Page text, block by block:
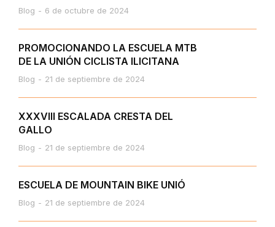
Blog 6 de octubre de 2024
PROMOCIONANDO LA ESCUELA MTB
DE LA UNIÓN CICLISTA ILICITANA
Blog 21 de septiembre de 2024
XXXVIII ESCALADA CRESTA DEL
GALLO
Blog 21 de septiembre de 2024
ESCUELA DE MOUNTAIN BIKE UNIÓ
Blog 21 de septiembre de 2024